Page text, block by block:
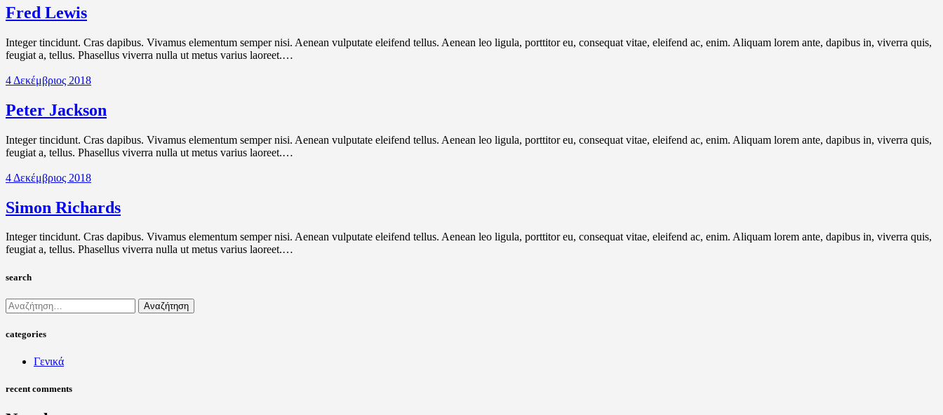
Fred Lewis
Integer tincidunt. Cras dapibus. Vivamus elementum semper nisi. Aenean vulputate eleifend tellus. Aenean leo ligula, porttitor eu, consequat vitae, eleifend ac, enim. Aliquam lorem ante, dapibus in, viverra quis,
feugiat a, tellus. Phasellus viverra nulla ut metus varius laoreet.…
4 Δεκέμβριος 2018
Peter Jackson
Integer tincidunt. Cras dapibus. Vivamus elementum semper nisi. Aenean vulputate eleifend tellus. Aenean leo ligula, porttitor eu, consequat vitae, eleifend ac, enim. Aliquam lorem ante, dapibus in, viverra quis,
feugiat a, tellus. Phasellus viverra nulla ut metus varius laoreet.…
4 Δεκέμβριος 2018
Simon Richards
Integer tincidunt. Cras dapibus. Vivamus elementum semper nisi. Aenean vulputate eleifend tellus. Aenean leo ligula, porttitor eu, consequat vitae, eleifend ac, enim. Aliquam lorem ante, dapibus in, viverra quis,
feugiat a, tellus. Phasellus viverra nulla ut metus varius laoreet.…
search
Αναζήτηση
για:
categories
Γενικά
recent comments